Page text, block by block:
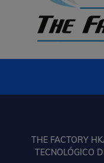
THE FACTORY
TECNOLÓGICO